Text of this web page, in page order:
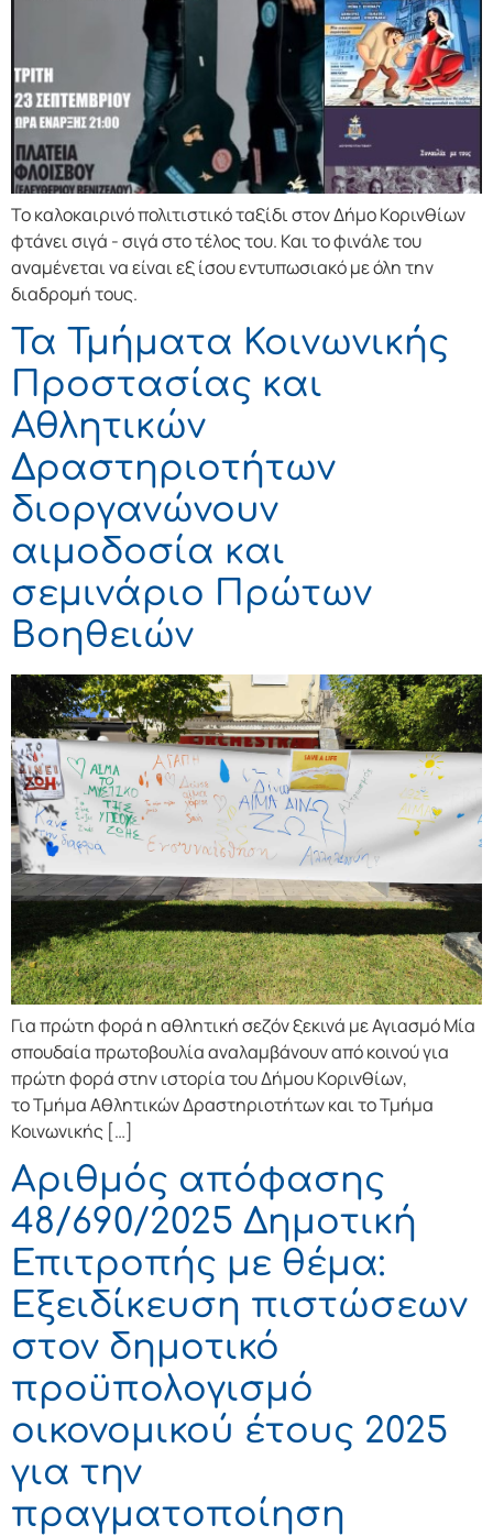
Το καλοκαιρινό πολιτιστικό ταξίδι στον Δήμο Κορινθίων
φτάνει σιγά - σιγά στο τέλος του. Και το φινάλε του
αναμένεται να είναι εξ ίσου εντυπωσιακό με όλη την
διαδρομή τους.
Τα Τμήματα Κοινωνικής
Προστασίας και
Αθλητικών
Δραστηριοτήτων
διοργανώνουν
αιμοδοσία και
σεμινάριο Πρώτων
Βοηθειών
Για πρώτη φορά η αθλητική σεζόν ξεκινά με Αγιασμό Μία
σπουδαία πρωτοβουλία αναλαμβάνουν από κοινού για
πρώτη φορά στην ιστορία του Δήμου Κορινθίων,
το Τμήμα Αθλητικών Δραστηριοτήτων και το Τμήμα
Κοινωνικής […]
Αριθμός απόφασης
48/690/2025 Δημοτική
Επιτροπής με θέμα:
Εξειδίκευση πιστώσεων
στον δημοτικό
προϋπολογισμό
οικονομικού έτους 2025
για την
πραγματοποίηση